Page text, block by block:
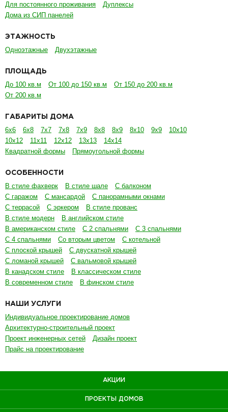
Для постоянного проживания
Дуплексы
Дома из СИП панелей
ЭТАЖНОСТЬ
Одноэтажные Двухэтажные
ПЛОЩАДЬ
До 100 кв.м От 100 до 150 кв.м
От 150 до 200 кв.м
От 200 кв.м
ГАБАРИТЫ ДОМА
6х6 6х8 7х7 7х8 7х9 8х8 8х9 8х10 9х9
10х10
10х12
11х11 12х12 13х13
14х14
Квадратной формы
Прямоугольной формы
ОСОБЕННОСТИ
В стиле фахверк В стиле шале
С балконом
С гаражом
С мансардой
С панорамными окнами
С террасой
С эркером
В стиле прованс
В стиле модерн
В английском стиле
В американском стиле
С 2 спальнями
С 3 спальнями
С 4 спальнями
Со вторым цветом
С котельной
С плоской крышей
С двускатной крышей
С ломаной крышей
С вальмовой крышей
В канадском стиле
В классическом стиле
В современном стиле
В финском стиле
НАШИ УСЛУГИ
Индивидуальное проектирование домов
Архитектурно-строительный проект
Проект инженерных сетей
Дизайн проект
Прайс на проектирование
АКЦИИ
ПРОЕКТЫ ДОМОВ